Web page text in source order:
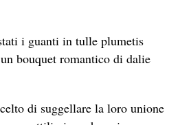
i guanti in tulle plumetis
bouquet romantico di dalie
di suggellare la loro unione